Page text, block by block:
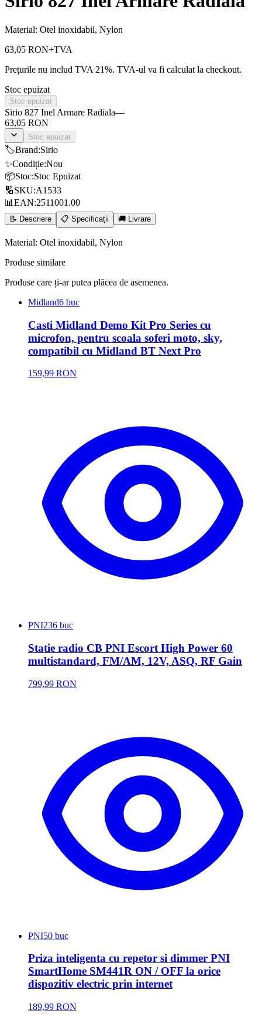
Material: Otel inoxidabil, Nylon
63,05 RON+TVA
Prețurile nu includ TVA 21%. TVA-ul va fi calculat la checkout.
Stoc epuizat
Stoc epuizat
Sirio 827 Inel Armare Radiala—
63,05 RON
Stoc epuizat
🏷️Brand:Sirio
✨Condiție:Nou
📦Stoc:Stoc Epuizat
🔢SKU:A1533
📊 EAN:2511001.00
📝 Descriere 📋 Specificații 🚚 Livrare
Material: Otel inoxidabil, Nylon
Produse similare
Produse care ți-ar putea plăcea de asemenea.
Midland6 buc
Casti Midland Demo Kit Pro Series cu
microfon, pentru scoala soferi moto, sky,
compatibil cu Midland BT Next Pro
159,99 RON
PNI236 buc
Statie radio CB PNI Escort High Power 60
multistandard, FM/AM, 12V, ASQ, RF Gain
799,99 RON
PNI50 buc
Priza inteligenta cu repetor si dimmer PNI
SmartHome SM441R ON / OFF la orice
dispozitiv electric prin internet
189,99 RON